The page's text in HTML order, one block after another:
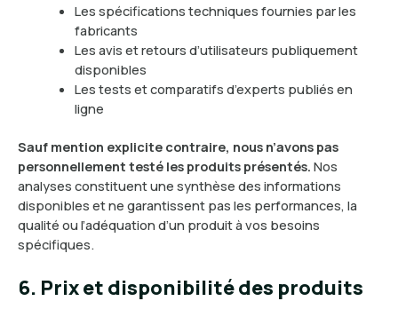
Les spécifications techniques fournies par les
fabricants
Les avis et retours d’utilisateurs publiquement
disponibles
Les tests et comparatifs d’experts publiés en
ligne
Sauf mention explicite contraire, nous n’avons pas
personnellement testé les produits présentés. Nos
analyses constituent une synthèse des informations
disponibles et ne garantissent pas les performances, la
qualité ou l’adéquation d’un produit à vos besoins
spécifiques.
6. Prix et disponibilité des produits